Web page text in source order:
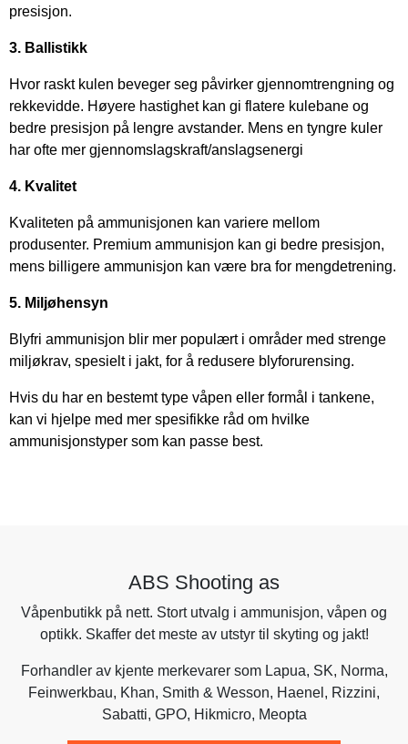
presisjon.
3. Ballistikk
Hvor raskt kulen beveger seg påvirker gjennomtrengning og
rekkevidde. Høyere hastighet kan gi flatere kulebane og
bedre presisjon på lengre avstander. Mens en tyngre kuler
har ofte mer gjennomslagskraft/anslagsenergi
4. Kvalitet
Kvaliteten på ammunisjonen kan variere mellom
produsenter. Premium ammunisjon kan gi bedre presisjon,
mens billigere ammunisjon kan være bra for mengdetrening.
5. Miljøhensyn
Blyfri ammunisjon blir mer populært i områder med strenge
miljøkrav, spesielt i jakt, for å redusere blyforurensing.
Hvis du har en bestemt type våpen eller formål i tankene,
kan vi hjelpe med mer spesifikke råd om hvilke
ammunisjonstyper som kan passe best.
ABS Shooting as
Våpenbutikk på nett. Stort utvalg i ammunisjon, våpen og
optikk. Skaffer det meste av utstyr til skyting og jakt!
Forhandler av kjente merkevarer som Lapua, SK, Norma,
Feinwerkbau, Khan, Smith & Wesson, Haenel , Rizzini,
Sabatti, GPO, Hikmicro, Meopta